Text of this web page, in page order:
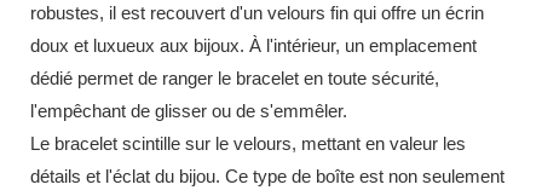
robustes, il est recouvert d'un velours fin qui offre un écrin
doux et luxueux aux bijoux. À l'intérieur, un emplacement
dédié permet de ranger le bracelet en toute sécurité,
l'empêchant de glisser ou de s'emmêler.
Le bracelet scintille sur le velours, mettant en valeur les
détails et l'éclat du bijou. Ce type de boîte est non seulement